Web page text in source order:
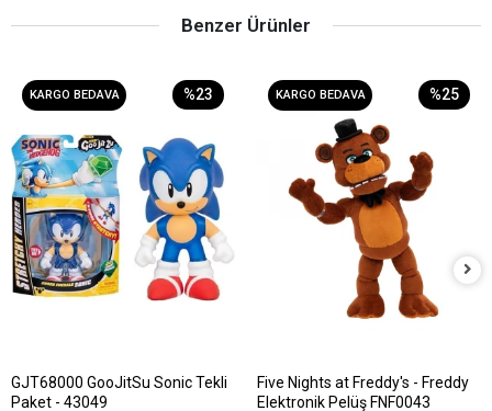
Benzer Ürünler
KARGO BEDAVA %23
GJT68000 GooJitSu Sonic Tekli
Paket - 43049
KARGO BEDAVA %25
Five Nights at Freddy's - Freddy
Elektronik Pelüş FNF0043